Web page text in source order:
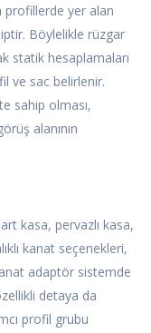
profillerde yer alan
Böylelikle rüzgar
statik hesaplamaları
ve sac belir­lenir.
sahip olması,
alanının
kasa, pervazlı kasa,
kanat seçenekleri,
adaptör sistemde
detaya da
profil grubu